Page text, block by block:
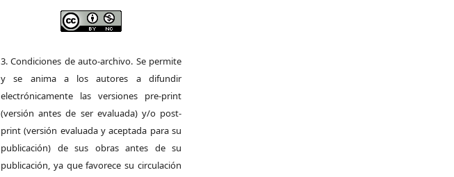
3. Condiciones de auto-archivo. Se permite
y se anima a los autores a difundir
electrónicamente las versiones pre-print
(versión antes de ser evaluada) y/o post-
print (versión evaluada y aceptada para su
publicación) de sus obras antes de su
publicación, ya que favorece su circulación